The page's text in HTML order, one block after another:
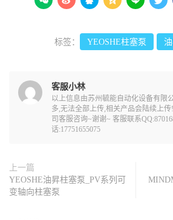
标签： YEOSHE柱塞泵
客服小林
以上信息由苏州毓能自动化设备有限
多,无法全部上传,相关产品会陆续上
司客服咨询~谢谢~ 客服联系
话:17751655075
上一篇
YEOSHE油昇柱塞泵_PV系列可
变轴向柱塞泵